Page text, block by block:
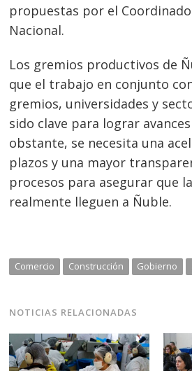
propuestas por el
Nacional.
Los gremios productivos de
que el trabajo en conjunto
gremios, universidades y
sido clave para lograr
obstante, se necesita una
plazos y una mayor
procesos para asegurar que
realmente lleguen a Ñuble.
Comercio Construcción Gobierno
NOTICIAS RELACIONADAS